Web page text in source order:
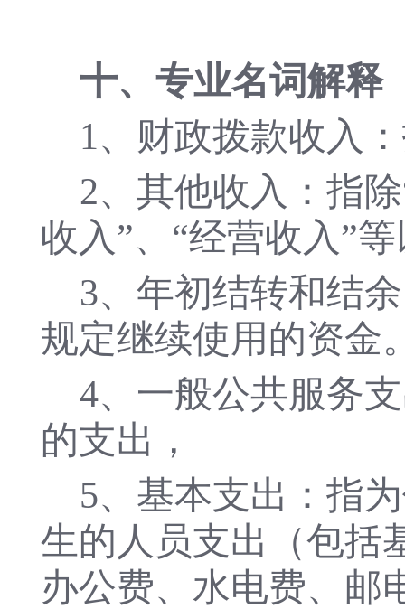
十、专业名词解释
1、财政拨款收入
2、其他收入：指
收入”、“经营收入”
3、年初结转和结
规定继续使用的资金
4、一般公共服务
的支出，
5、基本支出：指
生的人员支出（包括
办公费、水电费、邮